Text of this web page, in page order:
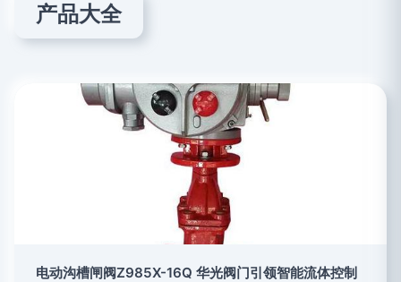
产品大全
电动沟槽闸阀Z985X-16Q 华光阀门引领智能流体控制